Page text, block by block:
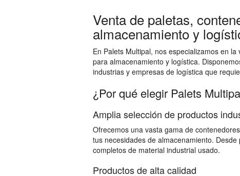
Venta de paletas,
almacenamiento y
En Palets Multipal, nos especializamos en
para almacenamiento y logística.
industrias y empresas de logística que
¿Por qué elegir Palets
Amplia selección de productos
Ofrecemos una vasta gama de
tus necesidades de almacenamiento.
completos de material industrial usado.
Productos de alta calidad